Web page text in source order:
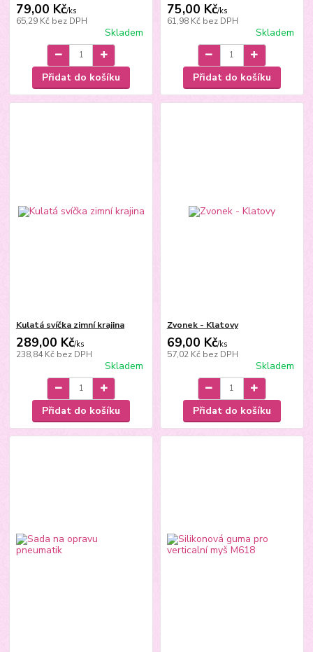
79,00 Kč/ks
65,29 Kč bez DPH
Skladem
Přidat do košíku
75,00 Kč/ks
61,98 Kč bez DPH
Skladem
Přidat do košíku
Kulatá svíčka zimní krajina
289,00 Kč/ks
238,84 Kč bez DPH
Skladem
Přidat do košíku
Zvonek - Klatovy
69,00 Kč/ks
57,02 Kč bez DPH
Skladem
Přidat do košíku